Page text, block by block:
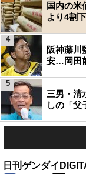
国内の米
より4割
阪神藤川
安…岡田
4
三男・清
しの「父
5
日刊ゲンダイ